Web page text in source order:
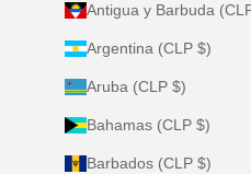
Antigua y Barbuda
Argentina (CLP $)
Aruba (CLP $)
Bahamas (CLP $)
Barbados (CLP $)